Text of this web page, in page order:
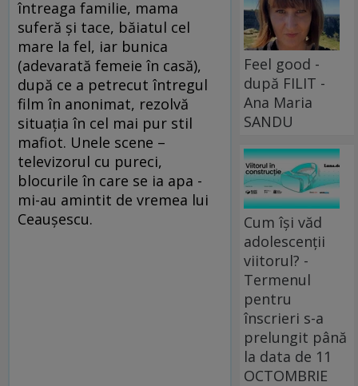
întreaga familie, mama
suferă şi tace, băiatul cel
mare la fel, iar bunica
(adevarată femeie în casă),
după ce a petrecut întregul
film în anonimat, rezolvă
situaţia în cel mai pur stil
mafiot. Unele scene –
televizorul cu pureci,
blocurile în care se ia apa -
mi-au amintit de vremea lui
Ceauşescu.
Feel good -
după FILIT -
Ana Maria
SANDU
Cum își văd
adolescenții
viitorul? -
Termenul
pentru
înscrieri s-a
prelungit până
la data de 11
OCTOMBRIE